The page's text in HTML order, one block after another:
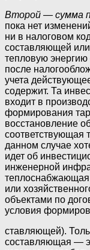
Второй — сумма
пока нет
ни в налоговом
составляющей
тепловую
после
учета
содержит. Та
входит в
формирования
восстановление
соответствующая
данном случае
идет об
инженерной
теплоснабжающая
или
объектами по
условия
ставляющей).
составляющая —